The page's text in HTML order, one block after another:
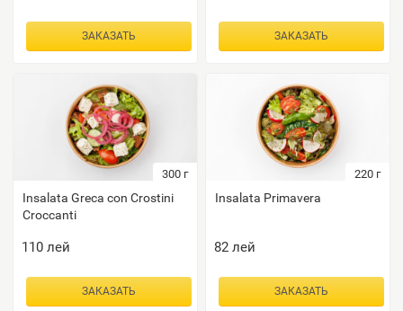
ЗАКАЗАТЬ ЗАКАЗАТЬ
300 г
Insalata Greca con Crostini
Croccanti
110лей
ЗАКАЗАТЬ
220 г
Insalata Primavera
82лей
ЗАКАЗАТЬ